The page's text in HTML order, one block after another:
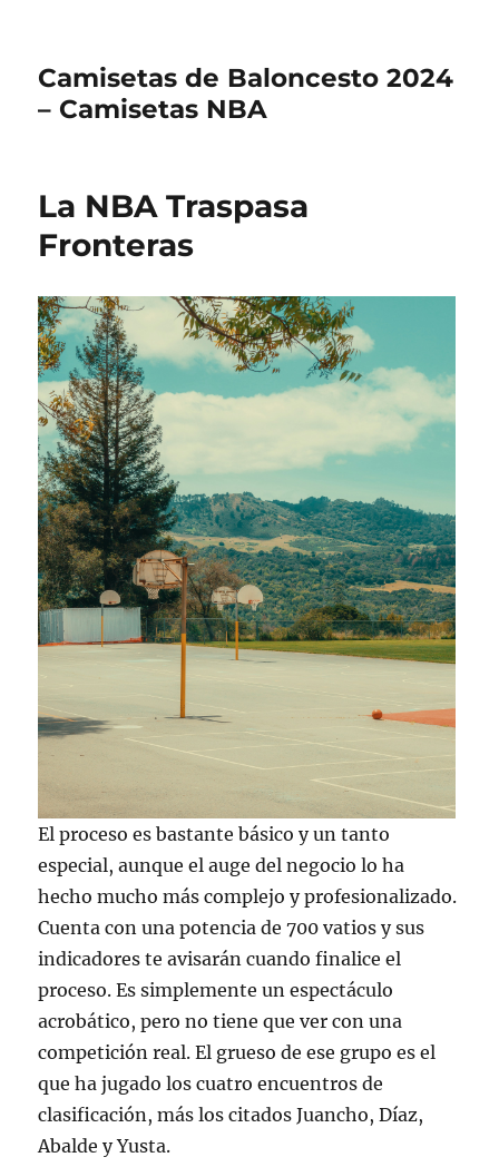
Camisetas de Baloncesto 2024
– Camisetas NBA
La NBA Traspasa
Fronteras
El proceso es bastante básico y un tanto
especial, aunque el auge del negocio lo ha
hecho mucho más complejo y profesionalizado.
Cuenta con una potencia de 700 vatios y sus
indicadores te avisarán cuando finalice el
proceso. Es simplemente un espectáculo
acrobático, pero no tiene que ver con una
competición real. El grueso de ese grupo es el
que ha jugado los cuatro encuentros de
clasificación, más los citados Juancho, Díaz,
Abalde y Yusta.